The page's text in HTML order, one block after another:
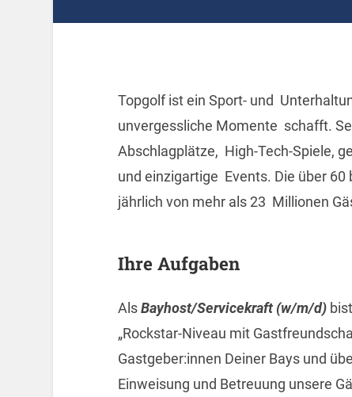
Topgolf ist ein Sport- und
unvergessliche Momente schafft.
Abschlagplätze, High-Tech-Spiele,
und einzigartige Events. Die über
jährlich von mehr als 23 Millionen
Ihre Aufgaben
AlsBayhost/Servicekraft (w/m/d)bist
„Rockstar-Niveau mit
Gastgeber:innen Deiner Bays und
Einweisung und Betreuung unsere